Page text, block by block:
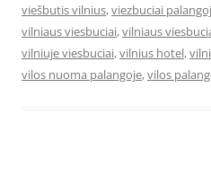
viešbutis vilnius,viezbuciai
vilniaus viesbuciai,vilniaus
vilniuje viesbuciai,vilnius hotel,
vilos nuoma palangoje,vilos